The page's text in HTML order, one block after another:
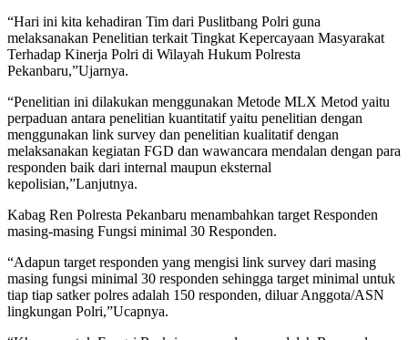
“Hari ini kita kehadiran Tim dari Puslitbang Polri guna
melaksanakan Penelitian terkait Tingkat Kepercayaan Masyarakat
Terhadap Kinerja Polri di Wilayah Hukum Polresta
Pekanbaru,”Ujarnya.
“Penelitian ini dilakukan menggunakan Metode MLX Metod yaitu
perpaduan antara penelitian kuantitatif yaitu penelitian dengan
menggunakan link survey dan penelitian kualitatif dengan
melaksanakan kegiatan FGD dan wawancara mendalan dengan para
responden baik dari internal maupun eksternal
kepolisian,”Lanjutnya.
Kabag Ren Polresta Pekanbaru menambahkan target Responden
masing-masing Fungsi minimal 30 Responden.
“Adapun target responden yang mengisi link survey dari masing
masing fungsi minimal 30 responden sehingga target minimal untuk
tiap tiap satker polres adalah 150 responden, diluar Anggota/ASN
lingkungan Polri,”Ucapnya.